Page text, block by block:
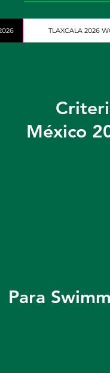
TLAXCALA 2026
​México
Para